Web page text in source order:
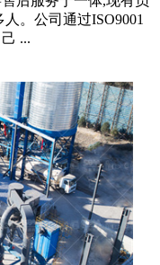
。公司通过ISO9001
...